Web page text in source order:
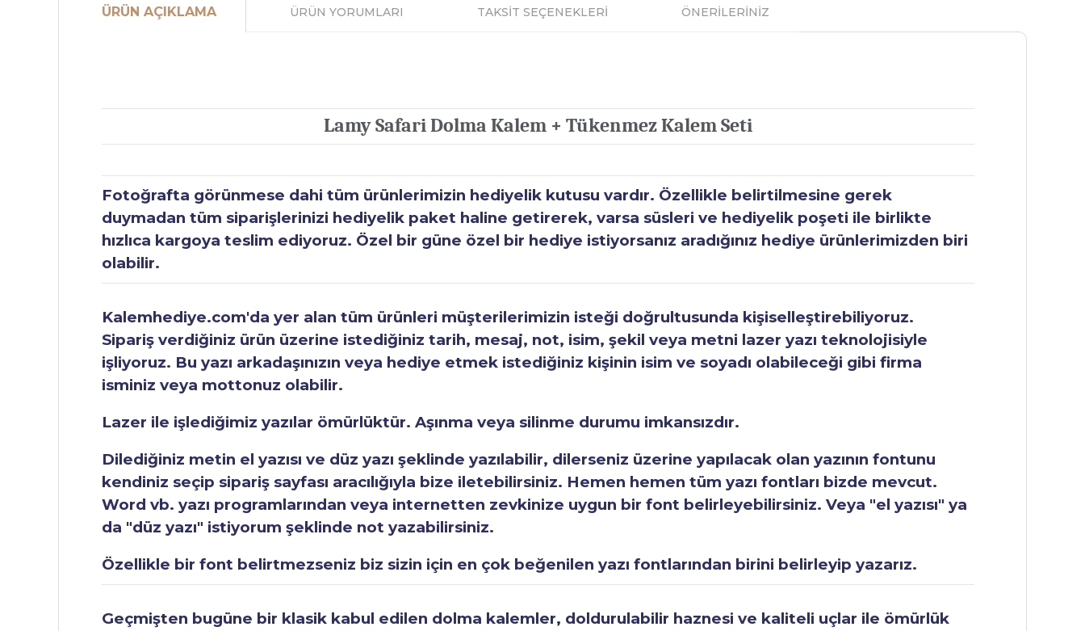
ÜRÜN AÇIKLAMA ÜRÜN YORUMLARI TAKSİT SEÇENEKLERİ ÖNERİLERİNİZ
Lamy Safari Dolma Kalem + Tükenmez Kalem Seti
Fotoğrafta görünmese dahi tüm ürünlerimizin hediyelik kutusu vardır. Özellikle belirtilmesine gerek
duymadan tüm siparişlerinizi hediyelik paket haline getirerek, varsa süsleri ve hediyelik poşeti ile birlikte
hızlıca kargoya teslim ediyoruz. Özel bir güne özel bir hediye istiyorsanız aradığınız hediye ürünlerimizden biri
olabilir.
Kalemhediye.com'da yer alan tüm ürünleri müşterilerimizin isteği doğrultusunda kişiselleştirebiliyoruz.
Sipariş verdiğiniz ürün üzerine istediğiniz tarih, mesaj, not, isim, şekil veya metni lazer yazı teknolojisiyle
işliyoruz. Bu yazı arkadaşınızın veya hediye etmek istediğiniz kişinin isim ve soyadı olabileceği gibi firma
isminiz veya mottonuz olabilir.
Lazer ile işlediğimiz yazılar ömürlüktür. Aşınma veya silinme durumu imkansızdır.
Dilediğiniz metin el yazısı ve düz yazı şeklinde yazılabilir, dilerseniz üzerine yapılacak olan yazının fontunu
kendiniz seçip sipariş sayfası aracılığıyla bize iletebilirsiniz. Hemen hemen tüm yazı fontları bizde mevcut.
Word vb. yazı programlarından veya internetten zevkinize uygun bir font belirleyebilirsiniz. Veya "el yazısı" ya
da "düz yazı" istiyorum şeklinde not yazabilirsiniz.
Özellikle bir font belirtmezseniz biz sizin için en çok beğenilen yazı fontlarından birini belirleyip yazarız.
Geçmişten bugüne bir klasik kabul edilen dolma kalemler, doldurulabilir haznesi ve kaliteli uçlar ile ömürlük